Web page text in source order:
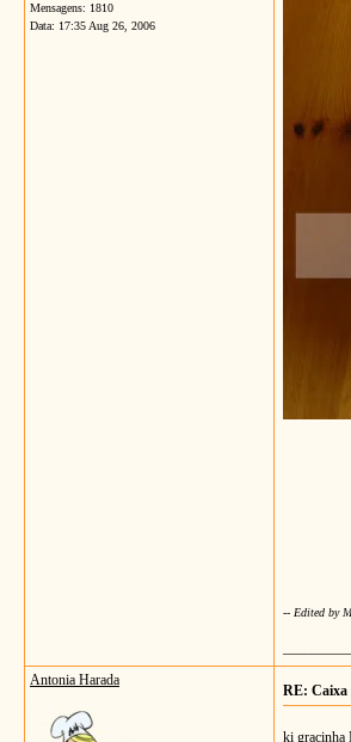
Mensagens: 1810
Data: 17:35 Aug 26, 2006
-- Edited by
Antonia Harada
RE: Caixa
ki gracinha